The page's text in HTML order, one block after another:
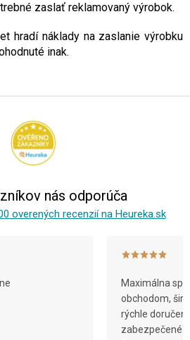
zaslať reklamovaný výrobok.
hradí náklady na zaslanie výrobku
inak.
nás odporúča
overených recenzií na Heureka.sk
Maximálna
obchodom,
rýchle
zabezpečené